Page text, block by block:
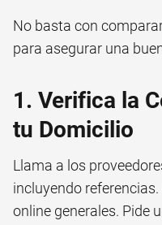
No basta con
para asegurar una
1. Verifica la
tu Domicilio
Llama a los
incluyendo
online generales. Pide